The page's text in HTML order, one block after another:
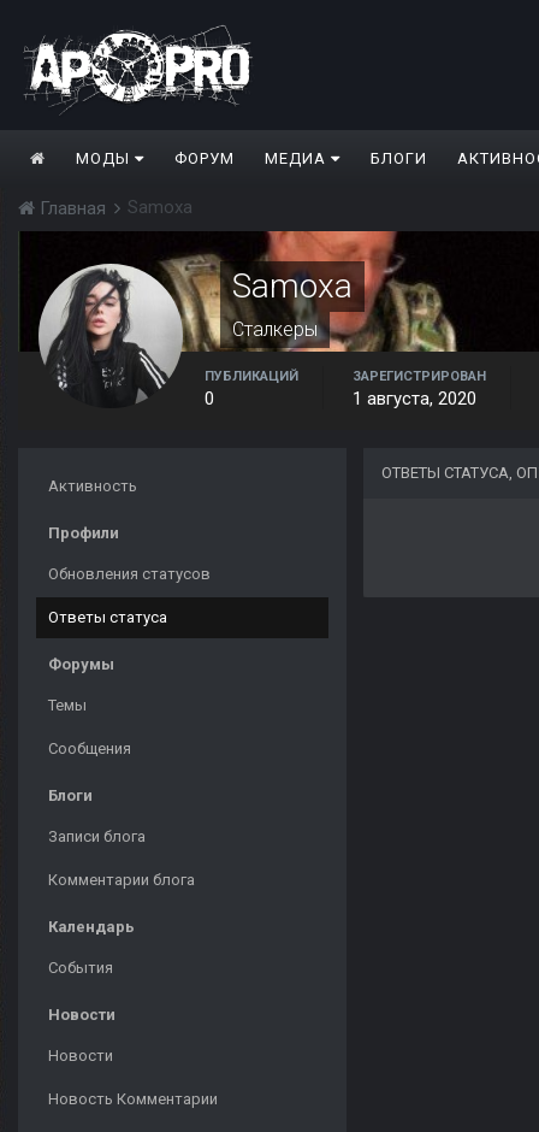
МОДЫ ФОРУМ МЕДИА БЛОГИ
Главная Samoxa
Samoxa
Сталкеры
ПУБЛИКАЦИЙ
0
ЗАРЕГИСТРИРОВАН
1 августа, 2020
Активность
Профили
Обновления статусов
Ответы статуса
Форумы
Темы
Сообщения
Блоги
Записи блога
Комментарии блога
Календарь
События
Новости
Новости
Новость Комментарии
ОТВЕТЫ СТАТУСА,